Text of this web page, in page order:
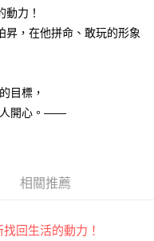
力！
昇，在他拼命、敢玩的形象
目標，
人開心。——
相關推薦
回生活的動力！